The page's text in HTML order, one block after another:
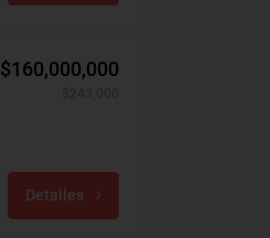
$160,000,000
Detalles